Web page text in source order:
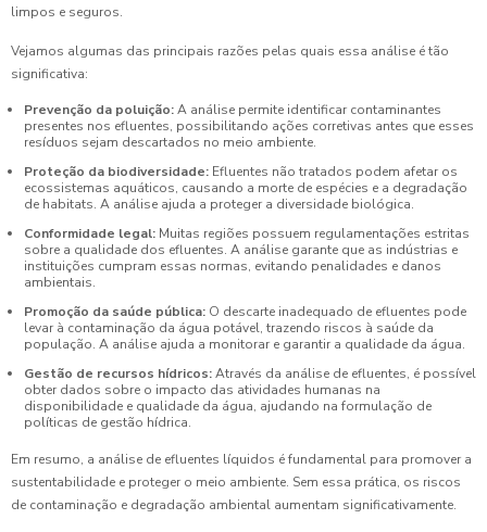
limpos e seguros.
Vejamos algumas das principais razões pelas quais essa análise é tão
significativa:
Prevenção da poluição:A análise permite identificar contaminantes
presentes nos efluentes, possibilitando ações corretivas antes que esses
resíduos sejam descartados no meio ambiente.
Proteção da biodiversidade: Efluentes não tratados podem afetar os
ecossistemas aquáticos, causando a morte de espécies e a degradação
de habitats. A análise ajuda a proteger a diversidade biológica.
Conformidade legal: Muitas regiões possuem regulamentações estritas
sobre a qualidade dos efluentes. A análise garante que as indústrias e
instituições cumpram essas normas, evitando penalidades e danos
ambientais.
Promoção da saúde pública: O descarte inadequado de efluentes pode
levar à contaminação da água potável, trazendo riscos à saúde da
população. A análise ajuda a monitorar e garantir a qualidade da água.
Gestão de recursos hídricos:Através da análise de efluentes, é possível
obter dados sobre o impacto das atividades humanas na
disponibilidade e qualidade da água, ajudando na formulação de
políticas de gestão hídrica.
Em resumo, a análise de efluentes líquidos é fundamental para promover a
sustentabilidade e proteger o meio ambiente. Sem essa prática, os riscos
de contaminação e degradação ambiental aumentam significativamente.